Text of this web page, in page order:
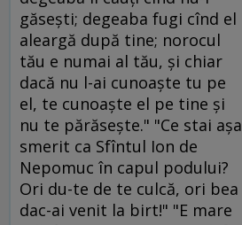
găseşti; degeaba fugi cînd el
aleargă după tine; norocul
tău e numai al tău, şi chiar
dacă nu l-ai cunoaşte tu pe
el, te cunoaşte el pe tine şi
nu te părăseşte." "Ce stai aşa
smerit ca Sfîntul Ion de
Nepomuc în capul podului?
Ori du-te de te culcă, ori bea
dac-ai venit la birt!" "E mare